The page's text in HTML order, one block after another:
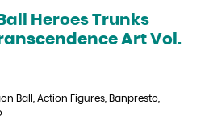
Heroes Trunks
Art Vol.
Ball Action Figures Banpresto